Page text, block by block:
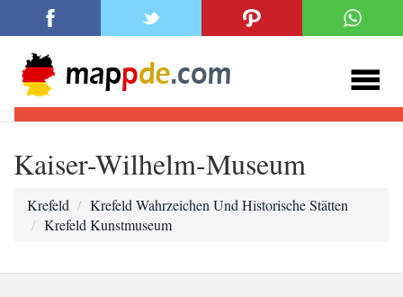
Kaiser-Wilhelm-Museum
Krefeld
Krefeld Wahrzeichen Und Historische Stätten
Krefeld Kunstmuseum